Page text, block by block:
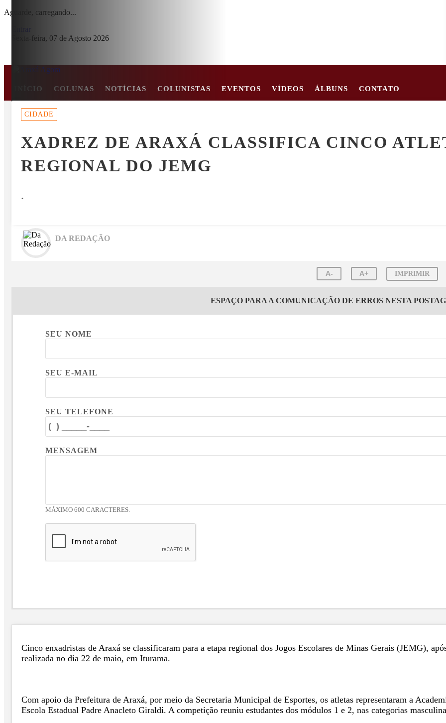
Aguarde, carregando...
Sexta-feira, 07 de Agosto 2026
INÍCIO COLUNAS NOTÍCIAS COLUNISTAS EVENTOS VÍDEOS ÁLBUNS CONTATO
MENU
CIDADE
XADREZ DE ARAXÁ CLASSIFICA CINCO
REGIONAL DO JEMG
.
DA REDAÇÃO
A- A+ IMPRIMIR
ESPAÇO PARA A COMUNICAÇÃO DE ERROS NESTA
SEU NOME
SEU E-MAIL
SEU TELEFONE
MENSAGEM
MÁXIMO 600 CARACTERES.
Cinco enxadristas de Araxá se classificaram para a etapa regional dos Jogos Escolares de Minas Gerais (JEMG),
realizada no dia 22 de maio, em Iturama.
Com apoio da Prefeitura de Araxá, por meio da Secretaria Municipal de Esportes, os atletas representaram a
Escola Estadual Padre Anacleto Giraldi. A competição reuniu estudantes dos módulos 1 e 2, nas categorias